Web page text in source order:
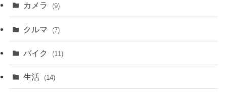
カメラ (9)
クルマ (7)
バイク (11)
生活 (14)